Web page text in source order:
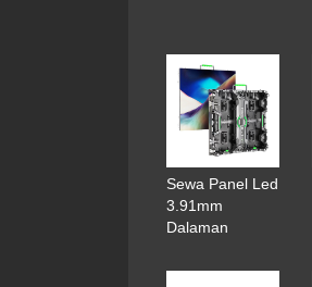
Sewa Panel Led
3.91mm
Dalaman